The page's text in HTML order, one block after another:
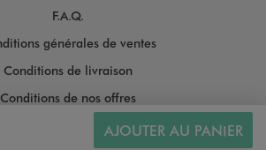
AJOUTER AU PANIER
F.A.Q.
générales de ventes
Conditions de livraison
Conditions de nos offres
générales d'utilisation